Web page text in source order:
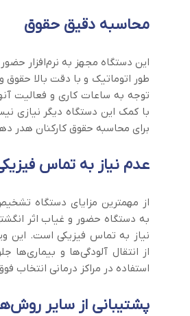
محاسبه دقیق حقوق
این دستگاه مجهز به نرم‌افزار
طور اتوماتیک و با دقت بالا حقوق و
توجه به ساعات کاری و فعالیت
با کمک این دستگاه دیگر نیازی
برای محاسبه حقوق کارکنان هدر
عدم نیاز به تماس
از مهمترین مزایای دستگاه
به دستگاه حضور و غیاب اثر
نیاز به تماس فیزیکی است. این
از انتقال آلودگی‌ها و بیماری‌ها
استفاده در مراکز درمانی انتخاب
پشتیبانی از سایر